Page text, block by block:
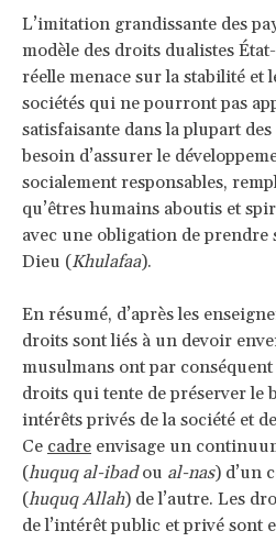
L’imitation grandissante des
modèle des droits dualistes
réelle menace sur la stabilité et
sociétés qui ne pourront pas
satisfaisante dans la plupart
besoin d’assurer le
socialement responsables,
qu’êtres humains aboutis et
avec une obligation de prendre
Dieu (Khulafaa).
En résumé, d’après les
droits sont liés à un devoir
musulmans ont par
droits qui tente de préserver le
intérêts privés de la société et
Ce cadre envisage un
(huquq al-ibadou al-nas) d’un
(huquq Allah) de l’autre. Les
de l’intérêt public et privé sont